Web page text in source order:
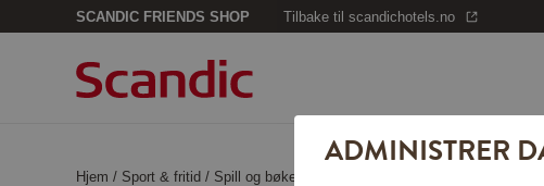
SCANDIC FRIENDS SHOP Tilbake til scandichotels.no
Hjem / Sport & fritid / Spill og bøker
ADMINISTRER